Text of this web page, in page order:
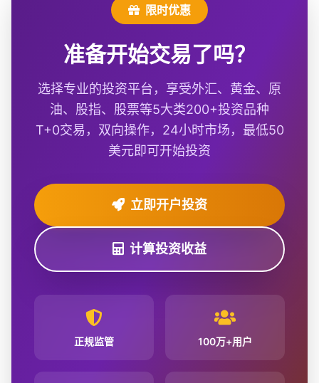
限时优惠
准备开始交易了吗？
选择专业的投资平台，享受外汇、黄金、原
油、股指、股票等5大类200+投资品种
T+0交易，双向操作，24小时市场，最低50
美元即可开始投资
立即开户投资
计算投资收益
正规监管 100万+用户